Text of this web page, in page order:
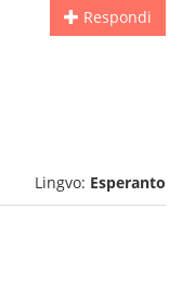
Respondi
Lingvo: Esperanto